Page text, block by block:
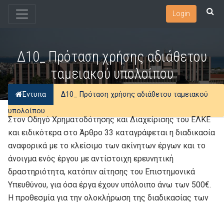
Login
Δ10_ Πρόταση χρήσης αδιάθετου
ταμειακού υπολοίπου
Έντυπα
Δ10_ Πρόταση χρήσης αδιάθετου ταμειακού
υπολοίπου
Στον Οδηγό Χρηματοδότησης και Διαχείρισης του ΕΛΚΕ
και ειδικότερα στο Άρθρο 33 καταγράφεται η διαδικασία
αναφορικά με το κλείσιμο των ακίνητων έργων και το
άνοιγμα ενός έργου με αντίστοιχη ερευνητική
δραστηριότητα, κατόπιν αίτησης του Επιστημονικά
Υπευθύνου, για όσα έργα έχουν υπόλοιπο άνω των 500€.
Η προθεσμία για την ολοκλήρωση της διαδικασίας των